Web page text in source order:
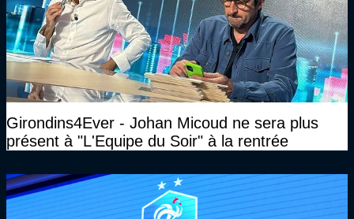
Girondins4Ever - Johan Micoud ne sera plus
présent à "L'Equipe du Soir" à la rentrée